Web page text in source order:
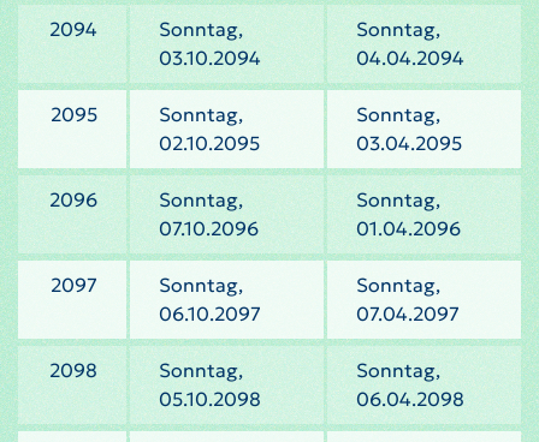
2094
Sonntag,
03.10.2094
Sonntag,
04.04.2094
2095
Sonntag,
02.10.2095
Sonntag,
03.04.2095
2096
Sonntag,
07.10.2096
Sonntag,
01.04.2096
2097
Sonntag,
06.10.2097
Sonntag,
07.04.2097
2098
Sonntag,
05.10.2098
Sonntag,
06.04.2098